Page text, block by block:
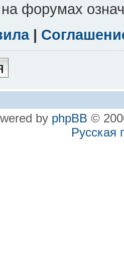
на форумах
|
by phpBB ©
Русская